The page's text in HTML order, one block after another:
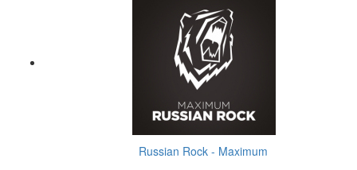
Russian Rock - Maximum